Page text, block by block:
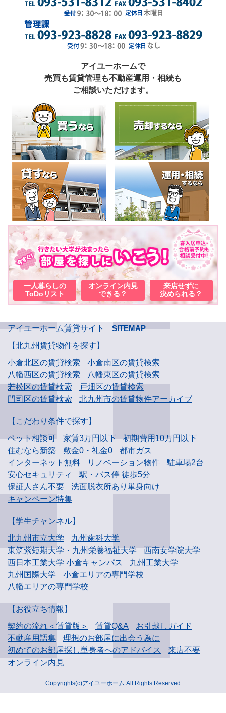
アイユーホームで
売買も賃貸管理も不動産運用・相続も
ご相談いただけます。
一人暮らしの
ToDoリスト
オンライン内見
できる？
来店せずに
決められる？
アイユーホーム賃貸サイト
SITEMAP
【北九州賃貸物件を探す】
小倉北区の賃貸検索
小倉南区の賃貸検索
八幡西区の賃貸検索
八幡東区の賃貸検索
若松区の賃貸検索
戸畑区の賃貸検索
門司区の賃貸検索
北九州市の賃貸物件アーカイブ
【こだわり条件で探す】
ペット相談可
家賃3万円以下
初期費用10万円以下
住むなら新築
敷金0・礼金0
都市ガス
インターネット無料
リノベーション物件
駐車場2台
安心セキュリティ
駅・バス停 徒歩5分
保証人さん不要
洗面脱衣所あり単身向け
キャンペーン特集
【学生チャンネル】
北九州市立大学
九州歯科大学
東筑紫短期大学・九州栄養福祉大学
西南女学院大学
西日本工業大学小倉キャンパス
九州工業大学
九州国際大学
小倉エリアの専門学校
八幡エリアの専門学校
【お役立ち情報】
契約の流れ＜賃貸版＞
賃貸Q&A
お引越しガイド
不動産用語集
理想のお部屋に出会う為に
初めてのお部屋探し単身者へのアドバイス
来店不要
オンライン内見
Copyrights(c)アイユーホーム All Rights Reserved